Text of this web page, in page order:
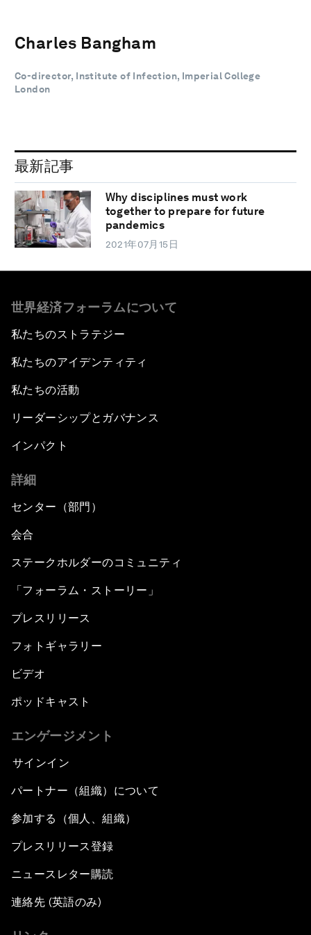
Charles Bangham
Co-director, Institute of Infection, Imperial College
London
最新記事
Why disciplines must work
together to prepare for future
pandemics
2021年07月15日
世界経済フォーラムについて
私たちのストラテジー
私たちのアイデンティティ
私たちの活動
リーダーシップとガバナンス
インパクト
詳細
センター（部門）
会合
ステークホルダーのコミュニティ
「フォーラム・ストーリー」
プレスリリース
フォトギャラリー
ビデオ
ポッドキャスト
エンゲージメント
サインイン
パートナー（組織）について
参加する（個人、組織）
プレスリリース登録
ニュースレター購読
連絡先 (英語のみ)